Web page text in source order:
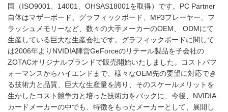
国（ISO9001、14001、OHSAS18001を取得）です。PC Partner
自体はマザーボード、グラフィックボード、MP3プレーヤー、フ
ラッシュメモリーなど、数々の大手メーカーのOEM、 ODMにて
生産している巨大な生産会社です。グラフィックボードに関して
は2006年よりNVIDIA陣営GeForceのリテール製品を子会社の
ZOTACオリジナルブランドで販売開始いたしました。コストパフ
ォーマンスからハイエンドまで、様々なOEM先の要望に対応でき
る技術力と品質、巨大な生産量を誇り、そのスケールメリットを
生かしたコスト競争力と培った技術力をバックに、今後、NVIDIA
カードメーカーの中でも、特徴をもったメーカーとして、展開し